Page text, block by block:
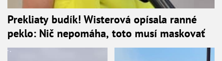
Prekliaty budík! Wisterová opísala ranné
peklo: Nič nepomáha, toto musí maskovať